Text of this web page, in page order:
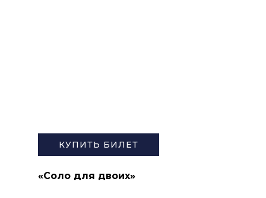
КУПИТЬ БИЛЕТ
«Соло для двоих»